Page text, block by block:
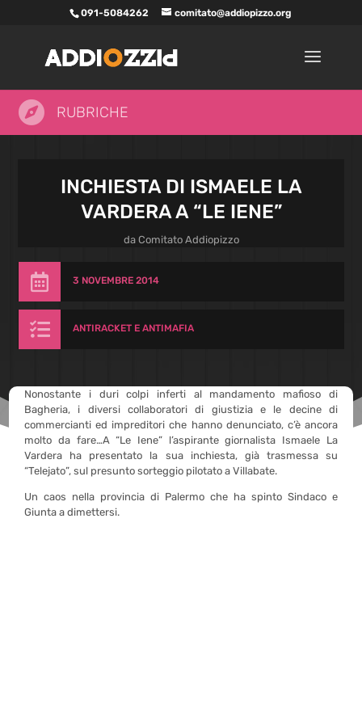
091-5084262 comitato@addiopizzo.org
 RUBRICHE
INCHIESTA DI ISMAELE LA
VARDERA A “LE IENE”
da Comitato Addiopizzo
 3 NOVEMBRE 2014
 ANTIRACKET E ANTIMAFIA
Nonostante i duri colpi inferti al mandamento mafioso di
Bagheria, i diversi collaboratori di giustizia e le decine di
commercianti ed impreditori che hanno denunciato, c’è ancora
molto da fare…A “Le Iene” l’aspirante giornalista Ismaele La
Vardera ha presentato la sua inchiesta, già trasmessa su
“Telejato”, sul presunto sorteggio pilotato a Villabate.
Un caos nella provincia di Palermo che ha spinto Sindaco e
Giunta a dimettersi.